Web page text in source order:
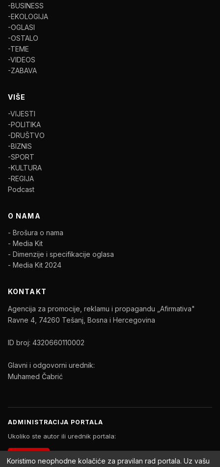
-BUSINESS
-EKOLOGIJA
-OGLASI
-OSTALO
-TEME
-VIDEOS
-ZABAVA
VIŠE
-VIJESTI
-POLITIKA
-DRUŠTVO
-BIZNIS
-SPORT
-KULTURA
-REGIJA
Podcast
O NAMA
- Brošura o nama
- Media Kit
- Dimenzije i specifikacije oglasa
- Media Kit 2024
KONTAKT
Agencija za promocije, reklamu i propagandu „Afirmativa"
Ravne 4, 74260 Tešanj, Bosna i Hercegovina
ID broj: 4320660110002
Glavni i odgovorni urednik:
Muhamed Čabrić
ADMINISTRACIJA PORTALA
Ukoliko ste autor ili urednik portala:
Koristimo neophodne kolačiće za pravilan rad portala. Uz vašu